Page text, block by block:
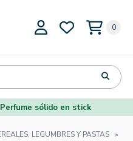
0
sólido en stick
LEGUMBRES Y PASTAS